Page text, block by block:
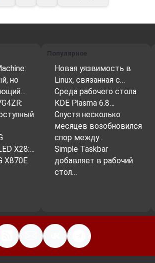
но
X28:…
X870E
Популярное
Новая уязвимость в
Linux, связанная с…
Среда рабочего стола
KDE Plasma 6.8…
Спустя несколько
месяцев возобновился
спор между…
Simple Taskbar
добавляет в рабочий
стол…